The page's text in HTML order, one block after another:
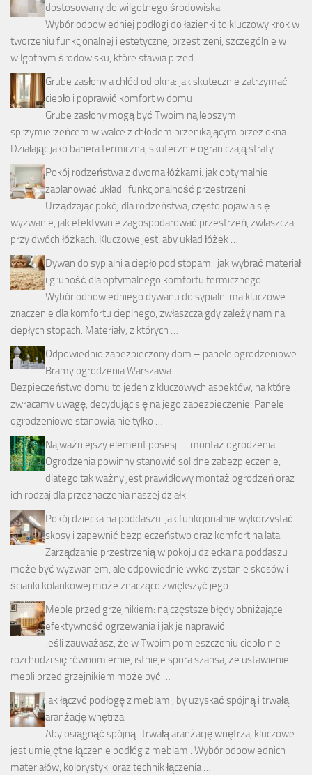
dostosowany do wilgotnego środowiska
Wybór odpowiedniej podłogi do łazienki to kluczowy krok w
tworzeniu funkcjonalnej i estetycznej przestrzeni, szczególnie w
wilgotnym środowisku, które stawia przed …
Grube zasłony a chłód od okna: jak skutecznie zatrzymać
ciepło i poprawić komfort w domu
Grube zasłony mogą być Twoim najlepszym
sprzymierzeńcem w walce z chłodem przenikającym przez okna.
Działając jako bariera termiczna, skutecznie ograniczają straty …
Pokój rodzeństwa z dwoma łóżkami: jak optymalnie
zaplanować układ i funkcjonalność przestrzeni
Urządzając pokój dla rodzeństwa, często pojawia się
wyzwanie, jak efektywnie zagospodarować przestrzeń, zwłaszcza
przy dwóch łóżkach. Kluczowe jest, aby układ łóżek …
Dywan do sypialni a ciepło pod stopami: jak wybrać materiał
i grubość dla optymalnego komfortu termicznego
Wybór odpowiedniego dywanu do sypialni ma kluczowe
znaczenie dla komfortu cieplnego, zwłaszcza gdy zależy nam na
ciepłych stopach. Materiały, z których …
Odpowiednio zabezpieczony dom – panele ogrodzeniowe.
Bramy ogrodzenia Warszawa
Bezpieczeństwo domu to jeden z kluczowych aspektów, na które
zwracamy uwagę, decydując się na jego zabezpieczenie. Panele
ogrodzeniowe stanowią nie tylko …
Najważniejszy element posesji – montaż ogrodzenia
Ogrodzenia powinny stanowić solidne zabezpieczenie,
dlatego tak ważny jest prawidłowy montaż ogrodzeń oraz
ich rodzaj dla przeznaczenia naszej działki.
Pokój dziecka na poddaszu: jak funkcjonalnie wykorzystać
skosy i zapewnić bezpieczeństwo oraz komfort na lata
Zarządzanie przestrzenią w pokoju dziecka na poddaszu
może być wyzwaniem, ale odpowiednie wykorzystanie skosów i
ścianki kolankowej może znacząco zwiększyć jego …
Meble przed grzejnikiem: najczęstsze błędy obniżające
efektywność ogrzewania i jak je naprawić
Jeśli zauważasz, że w Twoim pomieszczeniu ciepło nie
rozchodzi się równomiernie, istnieje spora szansa, że ustawienie
mebli przed grzejnikiem może być …
Jak łączyć podłogę z meblami, by uzyskać spójną i trwałą
aranżację wnętrza
Aby osiągnąć spójną i trwałą aranżację wnętrza, kluczowe
jest umiejętne łączenie podłóg z meblami. Wybór odpowiednich
materiałów, kolorystyki oraz technik łączenia …